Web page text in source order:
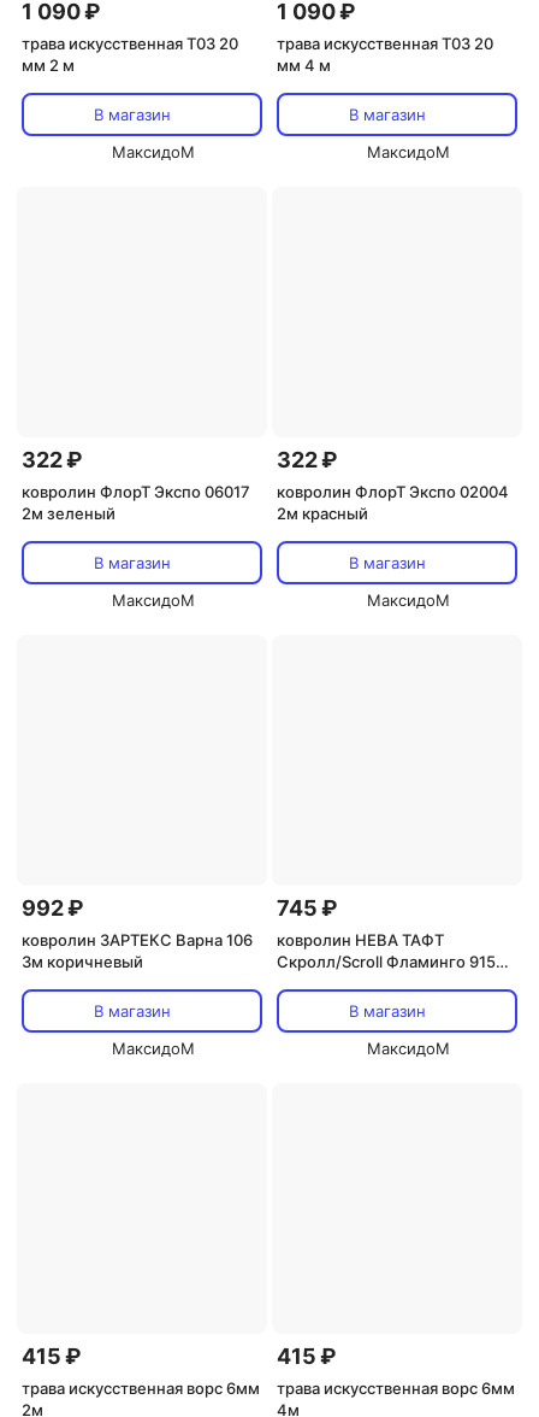
1 090 ₽
трава искусственная Т03 20
мм 2 м
В магазин
МаксидоМ
1 090 ₽
трава искусственная Т03 20
мм 4 м
В магазин
МаксидоМ
322 ₽
ковролин ФлорТ Экспо 06017
2м зеленый
В магазин
МаксидоМ
322 ₽
ковролин ФлорТ Экспо 02004
2м красный
В магазин
МаксидоМ
992 ₽
ковролин ЗАРТЕКС Варна 106
3м коричневый
В магазин
МаксидоМ
745 ₽
ковролин НЕВА ТАФТ
Скролл/Scroll Фламинго 915
В магазин
МаксидоМ
415 ₽
трава искусственная ворс 6мм
2м
415 ₽
трава искусственная ворс 6мм
4м